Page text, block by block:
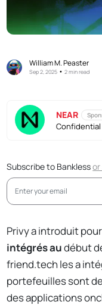
William M. Peaster
Sep 2, 2025 •2 min read
NEAR
Subscribe to Banklessor
Privy a introduit
intégrés audébut
friend.tech les a
portefeuilles sont
des applications